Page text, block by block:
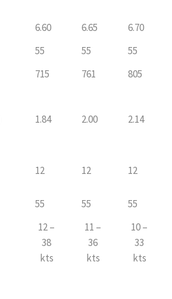
6.60 6.65 6.70
55 55 55
715 761 805
1.84 2.00 2.14
12 12 12
55 55 55
12 –
38
kts
11 –
36
kts
10 –
33
kts